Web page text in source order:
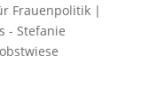
Frauenpolitik |
- Stefanie